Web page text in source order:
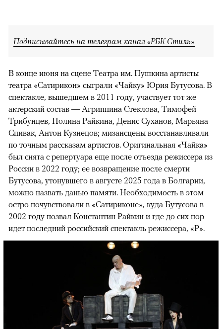
Подписывайтесь на телеграм-канал «РБК Стиль»
В конце июня на сцене Театра им. Пушкина артисты
театра «Сатирикон» сыграли «Чайку» Юрия Бутусова. В
спектакле, вышедшем в 2011 году, участвует тот же
актерский состав — Агриппина Стеклова, Тимофей
Трибунцев, Полина Райкина, Денис Суханов, Марьяна
Спивак, Антон Кузнецов; мизансцены восстанавливали
по точным рассказам артистов. Оригинальная «Чайка»
был снята с репертуара еще после отъезда режиссера из
России в 2022 году; ее возвращение после смерти
Бутусова, утонувшего в августе 2025 года в Болгарии,
можно назвать данью памяти. Необходимость в этом
остро почувствовали в «Сатириконе», куда Бутусова в
2002 году позвал Константин Райкин и где до сих пор
идет последний российский спектакль режиссера, «Р».